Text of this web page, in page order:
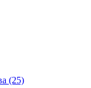
(25)